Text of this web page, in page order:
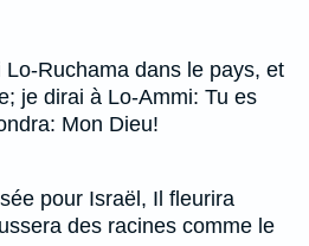
Ruchama dans le pays, et
je dirai à Lo-Ammi: Tu es
Mon Dieu!
pour Israël, Il fleurira
des racines comme le